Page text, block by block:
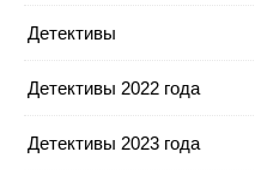
Детективы
Детективы 2022 года
Детективы 2023 года